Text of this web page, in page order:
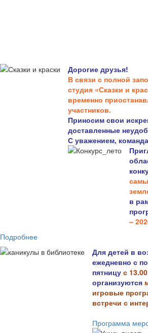
Дорогие друзья!
В связи с полной
студия «Сказки и
временно
участников.
Приносим свои
доставленные
С уважением,
в
–
Подробнее
Для детей в
ежедневно с
пятницу с
организуются
игровые
встречи с
Программа